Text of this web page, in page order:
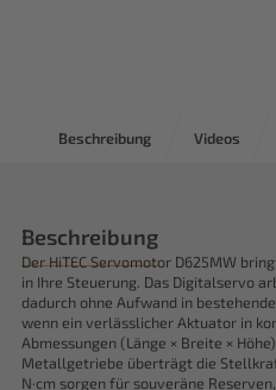
Beschreibung Videos
Beschreibung
Der HiTEC Servomotor D625MW
in Ihre Steuerung. Das Digitalservo
dadurch ohne Aufwand in
wenn ein verlässlicher Aktuator in
Abmessungen (Länge × Breite ×
Metallgetriebe überträgt die
N·cm sorgen für souveräne